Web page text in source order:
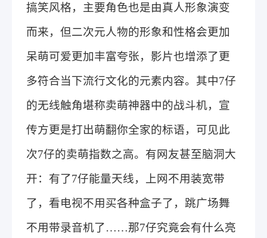
搞笑风格，主要角色也是由真人形象演变
而来，但二次元人物的形象和性格会更加
呆萌可爱更加丰富夸张，影片也增添了更
多符合当下流行文化的元素内容。其中7仔
的无线触角堪称卖萌神器中的战斗机，宣
传方更是打出萌翻你全家的标语，可见此
次7仔的卖萌指数之高。有网友甚至脑洞大
开：有了7仔能量天线，上网不用装宽带
了，看电视不用买各种盒子了，跳广场舞
不用带录音机了……那7仔究竟会有什么亮